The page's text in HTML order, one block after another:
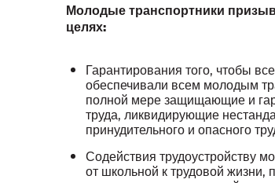
Молодые транспортники
целях:
Гарантирования того, чтобы
обеспечивали всем молодым
полной мере защищающие и
труда, ликвидирующие
принудительного и опасного
Содействия трудоустройству
от школьной к трудовой